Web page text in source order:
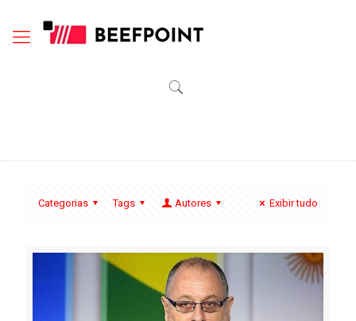
Categorias Tags Autores Exibir tudo